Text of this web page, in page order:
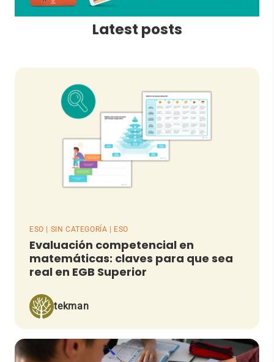
Latest posts
ESO | SIN CATEGORÍA | ESO
Evaluación competencial en
matemáticas: claves para que sea
real en EGB Superior
tekman